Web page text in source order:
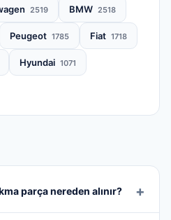
2519 BMW 2518
Peugeot 1785 Fiat 1718
Hyundai 1071
parça nereden alınır?